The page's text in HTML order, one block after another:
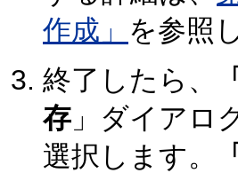
作成」 を参照
終了したら、
存 」ダイアロ
選択します。